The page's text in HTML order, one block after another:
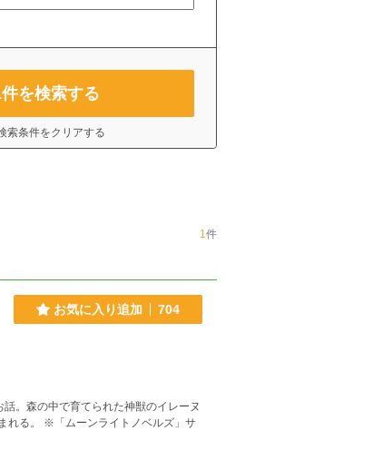
件を検索する
索条件をクリアする
1件
お気に入り追加 704
。森の中で育てられた神獣のイレーヌ
れる。 ※「ムーンライトノベルズ」サ